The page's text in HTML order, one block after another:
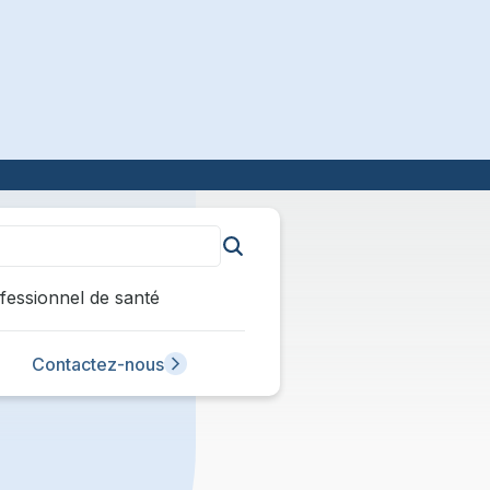
de santé
Contactez-nous